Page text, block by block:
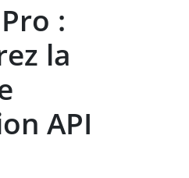
:
la
API